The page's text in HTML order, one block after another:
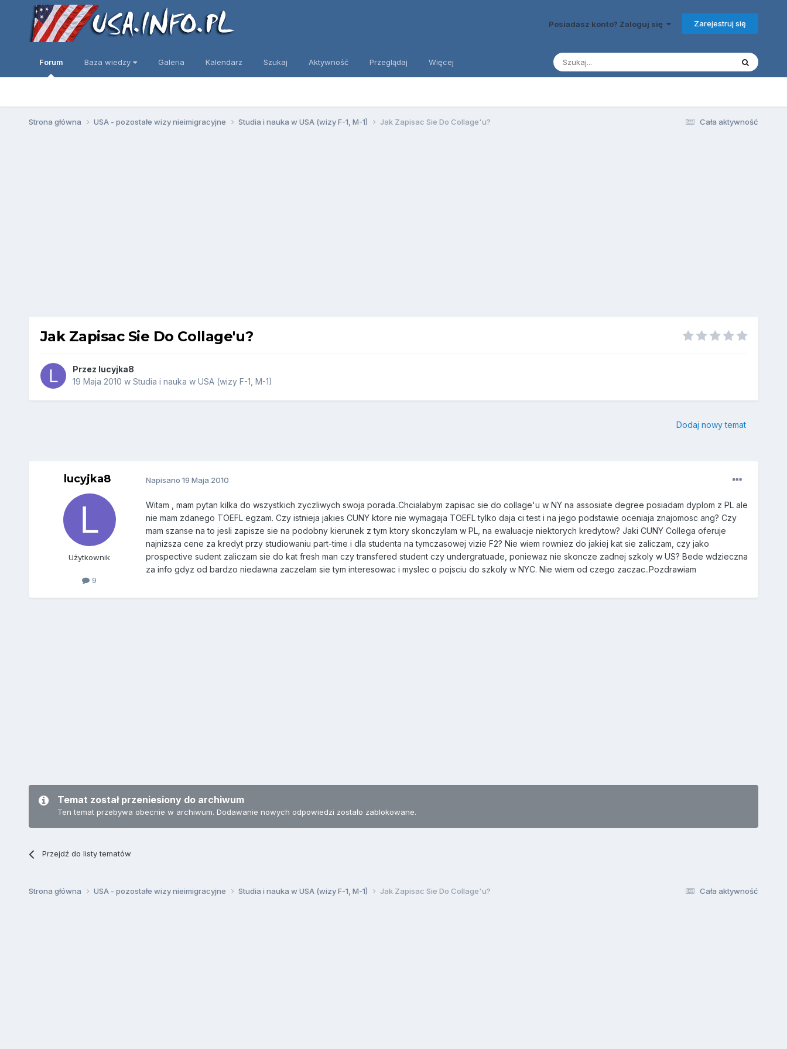
Posiadasz konto? Zaloguj się Zarejestruj się
Forum Baza wiedzy Galeria Kalendarz Szukaj Aktywność Przeglądaj Więcej
Cała aktywność
Strona główna USA - pozostałe wizy nieimigracyjne Studia i nauka w USA (wizy F-1, M-1) Jak Zapisac Sie Do Collage'u?
Jak Zapisac Sie Do Collage'u?
Przez lucyjka8
19 Maja 2010 w Studia i nauka w USA (wizy F-1, M-1)
Dodaj nowy temat
lucyjka8
Użytkownik
9
Napisano 19 Maja 2010
Witam , mam pytan kilka do wszystkich zyczliwych swoja porada..Chcialabym zapisac sie do collage'u w NY na assosiate degree posiadam dyplom z PL ale
nie mam zdanego TOEFL egzam. Czy istnieja jakies CUNY ktore nie wymagaja TOEFL tylko daja ci test i na jego podstawie oceniaja znajomosc ang? Czy
mam szanse na to jesli zapisze sie na podobny kierunek z tym ktory skonczylam w PL, na ewaluacje niektorych kredytow? Jaki CUNY Collega oferuje
najnizsza cene za kredyt przy studiowaniu part-time i dla studenta na tymczasowej vizie F2? Nie wiem rowniez do jakiej kat sie zaliczam, czy jako
prospective sudent zaliczam sie do kat fresh man czy transfered student czy undergratuade, poniewaz nie skoncze zadnej szkoly w US? Bede wdzieczna
za info gdyz od bardzo niedawna zaczelam sie tym interesowac i myslec o pojsciu do szkoly w NYC. Nie wiem od czego zaczac..Pozdrawiam
Temat został przeniesiony do archiwum
Ten temat przebywa obecnie w archiwum. Dodawanie nowych odpowiedzi zostało zablokowane.
Przejdź do listy tematów
Cała aktywność
Strona główna USA - pozostałe wizy nieimigracyjne Studia i nauka w USA (wizy F-1, M-1) Jak Zapisac Sie Do Collage'u?